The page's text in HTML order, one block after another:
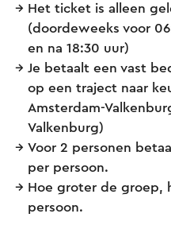
Het ticket is alleen
(doordeweeks voor
en na 18:30 uur)
Je betaalt een vast
op een traject naar
Amsterdam-
Valkenburg)
Voor 2 personen
per persoon.
Hoe groter de groep,
persoon.